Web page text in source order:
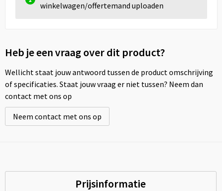
winkelwagen/offertemand uploaden
Heb je een vraag over dit product?
Wellicht staat jouw antwoord tussen de product omschrijving
of specificaties. Staat jouw vraag er niet tussen? Neem dan
contact met ons op
Neem contact met ons op
Prijsinformatie